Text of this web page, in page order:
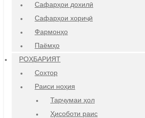
Сафарҳои дохилӣ
Сафарҳои хориҷӣ
Фармонҳо
Паёмҳо
РОҲБАРИЯТ
Сохтор
Раиси ноҳия
Тарҷумаи ҳол
Ҳисоботи раис